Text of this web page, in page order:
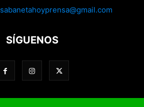
sabanetahoyprensa@gmail.com
SÍGUENOS